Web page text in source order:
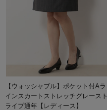
【ウォッシャブル】ポケット付Aラ
インスカートストレッチグレースト
ライプ通年【レディース】